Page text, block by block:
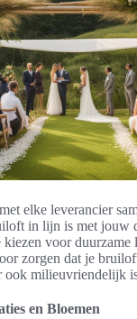
elke leverancier
in lijn is met jouw
voor duurzame
zorgen dat je
ook milieuvriendelijk
en Bloemen